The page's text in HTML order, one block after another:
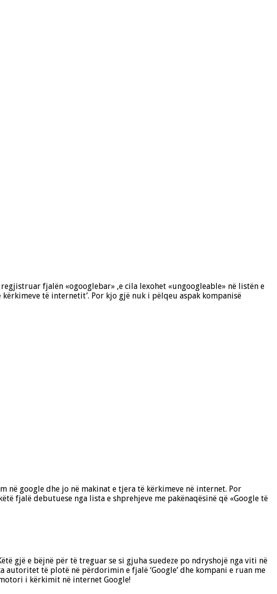
fjalën «ogooglebar» ,e cila lexohet «ungoogleable» në listën e
të internetit’. Por kjo gjë nuk i pëlqeu aspak kompanisë
në google dhe jo në makinat e tjera të kërkimeve në internet. Por
fjalë debutuese nga lista e shprehjeve me pakënaqësinë që «Google të
gjë e bëjnë për të treguar se si gjuha suedeze po ndryshojë nga viti në
të plotë në përdorimin e fjalë ‘Google’ dhe kompani e ruan me
i kërkimit në internet Google!